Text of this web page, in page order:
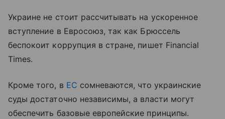
Украине не стоит рассчитывать на ускоренное
вступление в Евросоюз, так как Брюссель
беспокоит коррупция в стране, пишет Financial
Times.
Кроме того, в ЕС сомневаются, что украинские
суды достаточно независимы, а власти могут
обеспечить базовые европейские принципы.